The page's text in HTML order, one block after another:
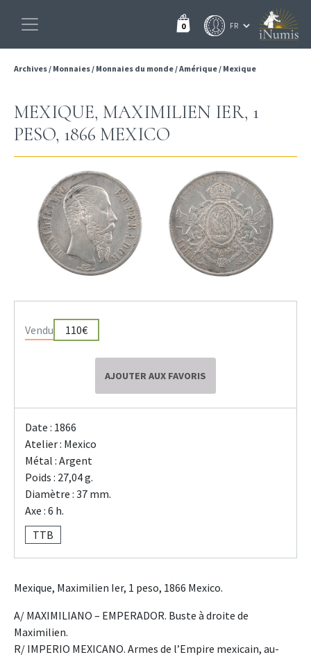
0
Archives/ Monnaies/ Monnaies du monde/Amérique/ Mexique
MEXIQUE, MAXIMILIEN IER, 1
PESO, 1866 MEXICO
Vendu 110€
AJOUTER AUX FAVORIS
Date : 1866
Atelier : Mexico
Métal : Argent
Poids : 27,04 g.
Diamètre : 37 mm.
Axe : 6 h.
TTB
Mexique, Maximilien Ier, 1 peso, 1866 Mexico.
A/ MAXIMILIANO – EMPERADOR. Buste à droite de
Maximilien.
R/ IMPERIO MEXICANO. Armes de l’Empire mexicain, au-